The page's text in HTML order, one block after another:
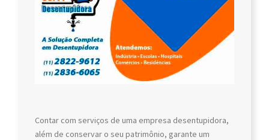
Contar com serviços de uma empresa desentupidora,
além de conservar o seu patrimônio, garante um